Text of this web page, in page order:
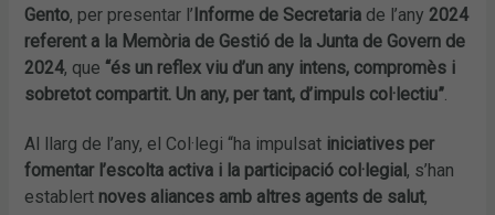
Gento, per presentar l’Informe de Secretaria de l’any 2024
referent a la Memòria de Gestió de la Junta de Govern de
2024, que “és un reflex viu d’un any intens, compromès i
sobretot compartit. Un any, per tant, d’impuls col·lectiu”
Al llarg de l’any, el Col·legi “ha impulsat iniciatives per
fomentar l’escolta activa i la participació col·legial, s’han
establert noves aliances amb altres agents de salut,